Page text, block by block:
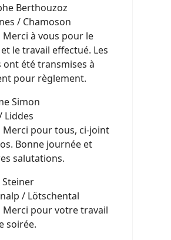
Berthouzoz
/ Chamoson
Merci à vous pour le
le travail effectué. Les
été transmises à
pour règlement.
Simon
Liddes
Merci pour tous, ci-joint
Bonne journée et
salutations.
/ Lötschental
Merci pour votre travail
soirée.